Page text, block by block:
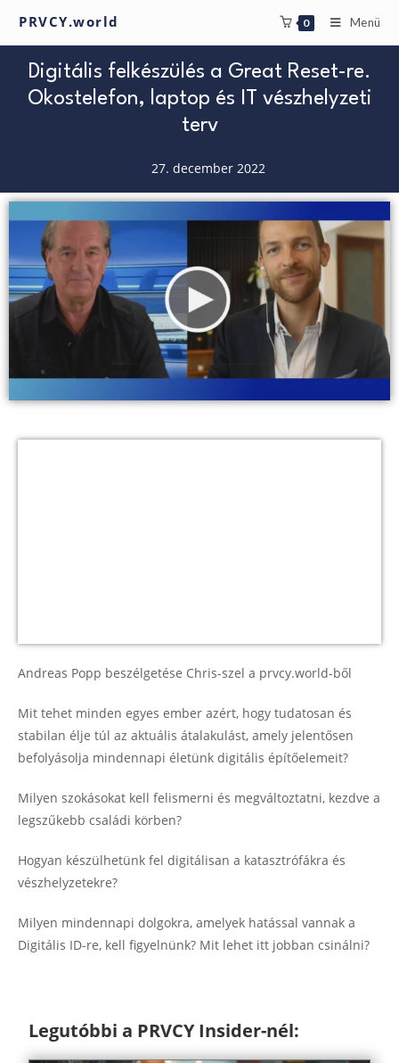
PRVCY.world 0 Menü
Digitális felkészülés a Great Reset-re.
Okostelefon, laptop és IT vészhelyzeti
terv
27. december 2022
Andreas Popp beszélgetése Chris-szel a prvcy.world-ből
Mit tehet minden egyes ember azért, hogy tudatosan és
stabilan élje túl az aktuális átalakulást, amely jelentősen
befolyásolja mindennapi életünk digitális építőelemeit?
Milyen szokásokat kell felismerni és megváltoztatni, kezdve a
legszűkebb családi körben?
Hogyan készülhetünk fel digitálisan a katasztrófákra és
vészhelyzetekre?
Milyen mindennapi dolgokra, amelyek hatással vannak a
Digitális ID-re, kell figyelnünk? Mit lehet itt jobban csinálni?
Legutóbbi a PRVCY Insider-nél: